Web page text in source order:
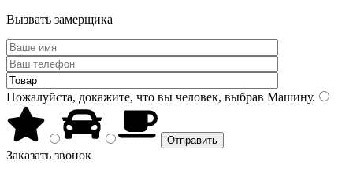
Вызвать замерщика
Пожалуйста, докажите, что вы человек, выбрав Машину.
Заказать звонок